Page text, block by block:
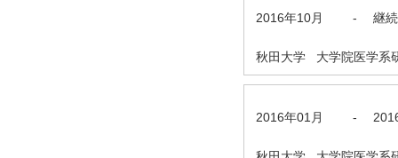
2016年10月 - 継
秋田大学 大学院医学
2016年01月 -